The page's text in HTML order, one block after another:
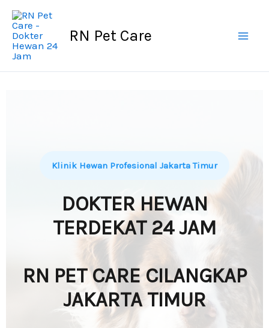
Skip
content
RN Pet Care
Klinik Hewan Profesional Jakarta Timur
DOKTER HEWAN
TERDEKAT 24 JAM
RN PET CARE CILANGKAP
JAKARTA TIMUR